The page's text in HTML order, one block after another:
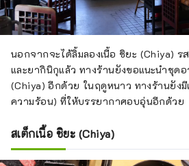
อาหารสไตล์ไคเซกิ
สุกี้ยากี้
นอกจากจะได้ลิ้มลองเนื้อ ชิยะ (Chiya) ร
และยากินิกุแล้ว ทางร้านยังขอแนะนำชุดอ
(Chiya) อีกด้วย ในฤดูหนาว ทางร้านยังมี
ความร้อน) ที่ให้บรรยากาศอบอุ่นอีกด้วย
สเต็กเนื้อ ชิยะ (Chiya)